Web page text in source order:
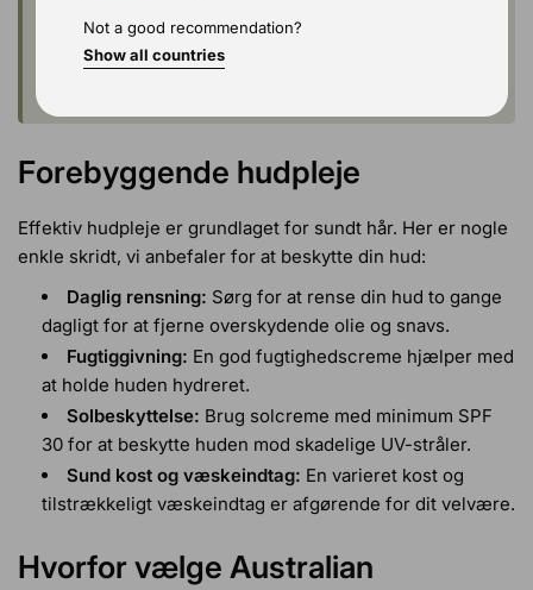
Udforsk voreskollektion
Forebyggende hudpleje
Effektiv hudpleje er grundlaget for sundt hår. Her er nogle
enkle skridt, vi anbefaler for at beskytte din hud:
Daglig rensning: Sørg for at rense din hud to gange
dagligt for at fjerne overskydende olie og snavs.
Fugtiggivning: En god fugtighedscreme hjælper med
at holde huden hydreret.
Solbeskyttelse: Brug solcreme med minimum SPF
30 for at beskytte huden mod skadelige UV-stråler.
Sund kost og væskeindtag: En varieret kost og
tilstrækkeligt væskeindtag er afgørende for dit velvære.
Hvorfor vælge Australian
Not a good recommendation?
Show all countries